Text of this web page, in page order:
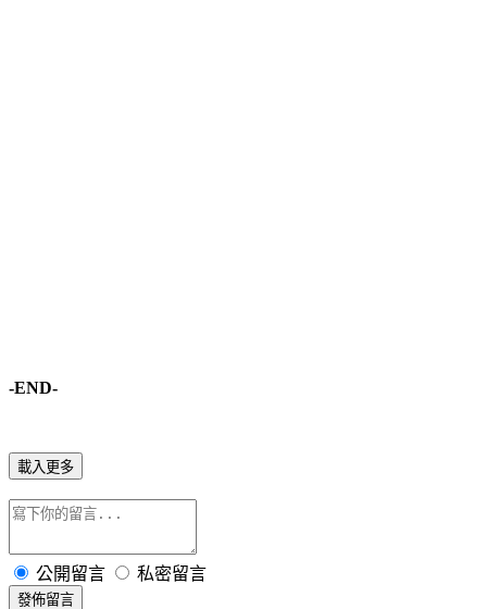
-END-
載入更多
公開留言 私密留言
發佈留言